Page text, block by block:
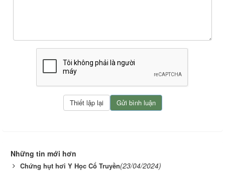
Những tin mới hơn
Chứng hụt hơi Y Học Cổ Truyền(23/04/2024)